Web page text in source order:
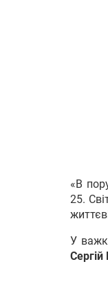
«В
25.
У